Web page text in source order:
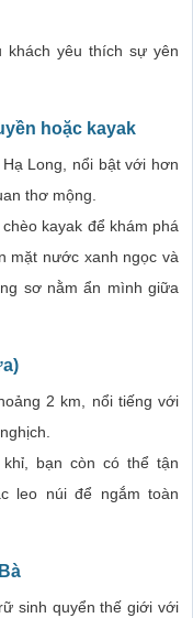
khách yêu thích sự yên
hoặc kayak
Long, nổi bật với hơn
thơ mộng.
kayak để khám phá
mặt nước xanh ngọc và
sơ nằm ẩn mình giữa
2 km, nổi tiếng với
bạn còn có thể tận
leo núi để ngắm toàn
sinh quyển thế giới với